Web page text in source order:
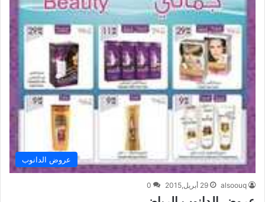
عروض الدانوب
alsoouq 29 أبريل,2015 0